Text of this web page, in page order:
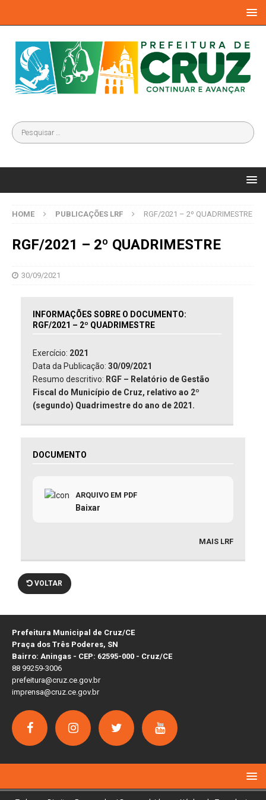
HOME PUBLICAÇÕES LRF RGF/2021 – 2º QUADRIMESTRE
RGF/2021 – 2º QUADRIMESTRE
30/09/2021
INFORMAÇÕES SOBRE O DOCUMENTO:
RGF/2021 – 2º QUADRIMESTRE
Exercício: 2021
Data da Publicação: 30/09/2021
Resumo descritivo: RGF – Relatório de Gestão
Fiscal do Município de Cruz, relativo ao 2º
(segundo) Quadrimestre do ano de 2021.
DOCUMENTO
ARQUIVO EM PDF
Baixar
MAIS LRF
VOLTAR
Prefeitura Municipal de Cruz/CE
Praça dos Três Poderes, SN
Bairro: Aningas - CEP: 62595-000 - Cruz/CE
88 99259-3006
prefeitura@cruz.ce.gov.br
imprensa@cruz.ce.gov.br